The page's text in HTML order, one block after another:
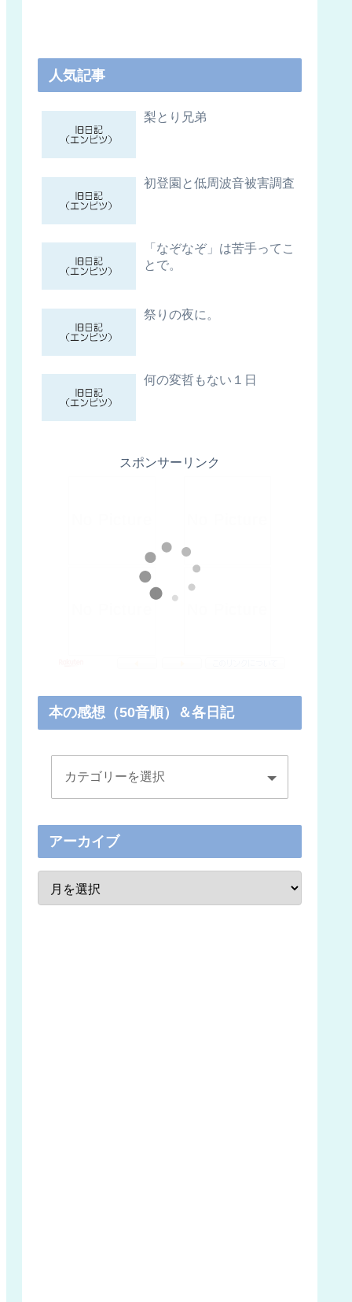
人気記事
梨とり兄弟
初登園と低周波音被害調査
「なぞなぞ」は苦手ってこ
とで。
祭りの夜に。
何の変哲もない１日
スポンサーリンク
本の感想（50音順）＆各日記
アーカイブ